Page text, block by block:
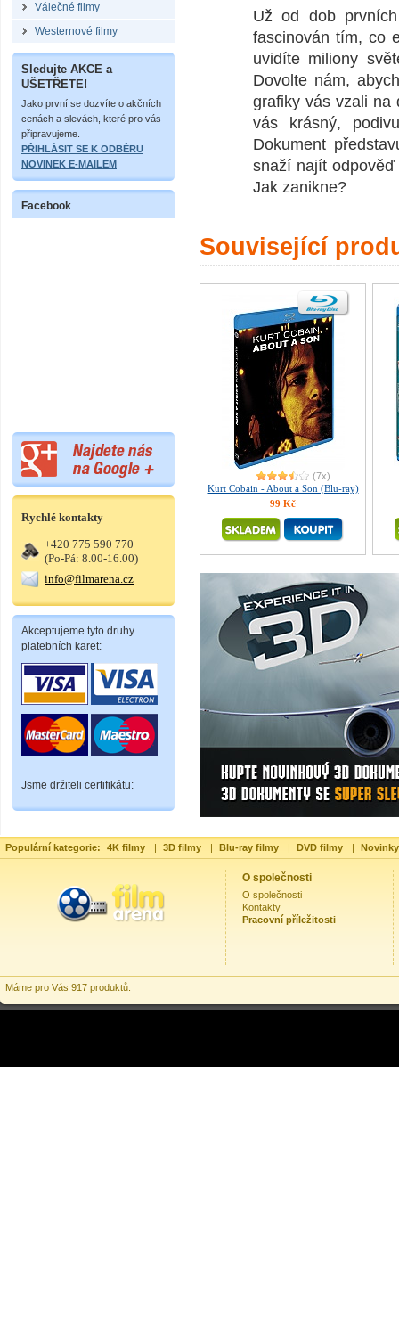
Válečné filmy
Westernové filmy
Sledujte AKCE a
UŠETŘETE!
Jako první se dozvíte o akčních
cenách a slevách, které pro vás
připravujeme.
PŘIHLÁSIT SE K ODBĚRU
NOVINEK E-MAILEM
Facebook
Rychlé kontakty
+420 775 590 770
(Po-Pá: 8.00-16.00)
info@filmarena.cz
Akceptujeme tyto druhy
platebních karet:
Jsme držiteli certifikátu:
Už od dob
fascinován tím, co
uvidíte miliony
Dovolte nám,
grafiky vás vzali na
vás krásný,
Dokument
snaží najít
Jak zanikne?
Související
(7x)
Kurt Cobain - About a Son (Blu-ray)
99 Kč
Populární kategorie: 4K filmy | 3D filmy | Blu-ray filmy | DVD filmy |
O společnosti
O společnosti
Kontakty
Pracovní příležitosti
Máme pro Vás 917 produktů.